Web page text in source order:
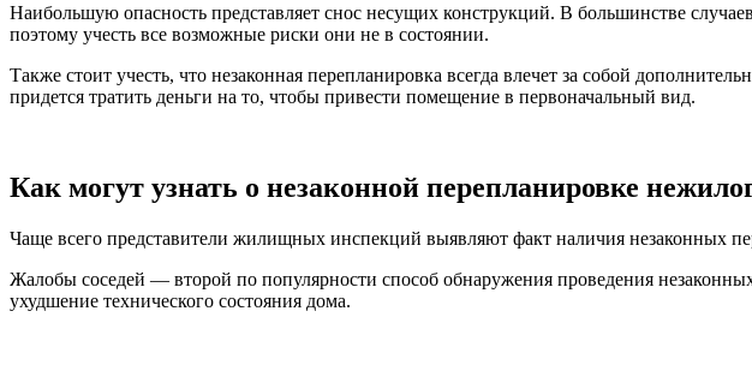
Наибольшую опасность представляет снос несущих конструкций. В большинстве
поэтому учесть все возможные риски они не в состоянии.
Также стоит учесть, что незаконная перепланировка всегда влечет за собой
придется тратить деньги на то, чтобы привести помещение в первоначальный вид.
Как могут узнать о незаконной перепланировке
Чаще всего представители жилищных инспекций выявляют факт наличия незаконных
Жалобы соседей — второй по популярности способ обнаружения проведения
ухудшение технического состояния дома.